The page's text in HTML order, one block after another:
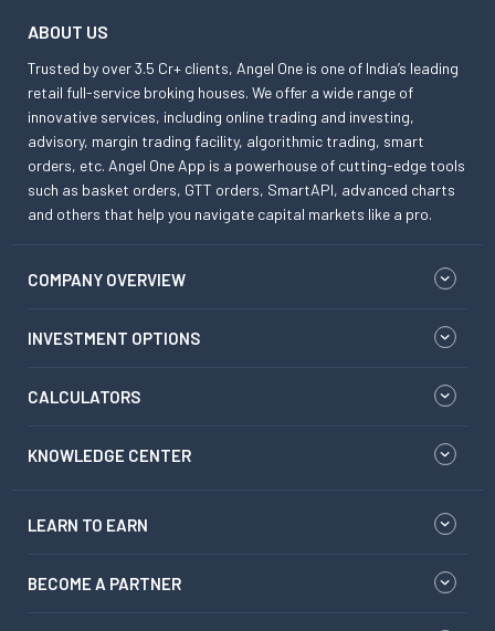
ABOUT US
Trusted by over 3.5 Cr+ clients, Angel One is one of India’s leading
retail full-service broking houses. We offer a wide range of
innovative services, including online trading and investing,
advisory, margin trading facility, algorithmic trading, smart
orders, etc. Angel One App is a powerhouse of cutting-edge tools
such as basket orders, GTT orders, SmartAPI, advanced charts
and others that help you navigate capital markets like a pro.
COMPANY OVERVIEW
INVESTMENT OPTIONS
CALCULATORS
KNOWLEDGE CENTER
LEARN TO EARN
BECOME A PARTNER